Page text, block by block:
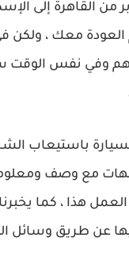
من القاهرة إلى
العودة معك ،
وفي نفس
باستيعاب
مع وصف
هذا ، كما
عن طريق وسائل